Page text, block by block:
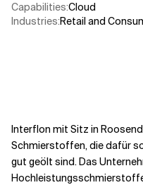
Capabilities:Cloud
Industries:Retail and
Interflon mit Sitz in
Schmierstoffen, die dafür
gut geölt sind. Das